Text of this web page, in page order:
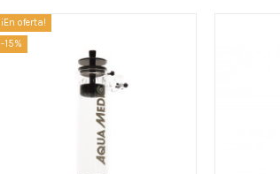
¡En oferta!
-15%